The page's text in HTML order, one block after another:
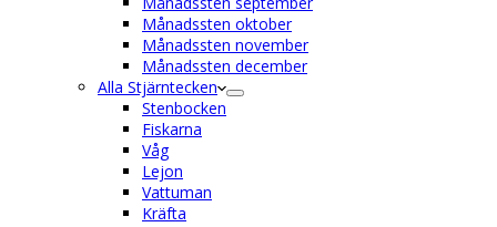
Månadssten oktober
Månadssten november
Månadssten december
Alla Stjärntecken
Stenbocken
Fiskarna
Våg
Lejon
Vattuman
Kräfta